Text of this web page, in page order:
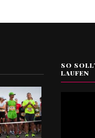
SO
LAUFEN